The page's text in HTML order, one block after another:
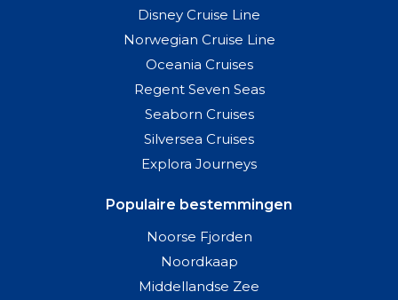
Disney Cruise Line
Norwegian Cruise Line
Oceania Cruises
Regent Seven Seas
Seaborn Cruises
Silversea Cruises
Explora Journeys
Populaire bestemmingen
Noorse Fjorden
Noordkaap
Middellandse Zee